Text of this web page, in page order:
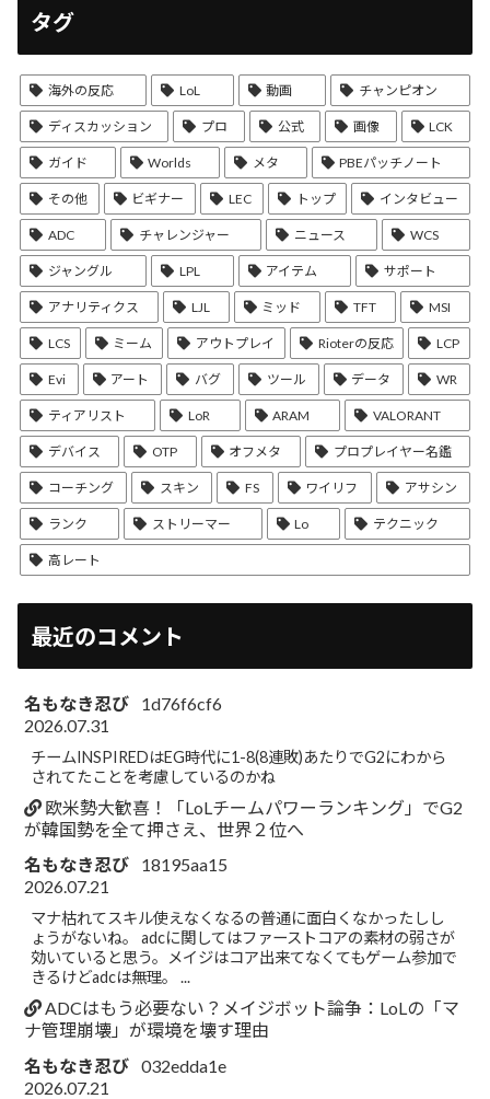
タグ
海外の反応 LoL 動画 チャンピオン
ディスカッション プロ 公式 画像 LCK
ガイド Worlds メタ PBEパッチノート
その他 ビギナー LEC トップ インタビュー
ADC チャレンジャー ニュース WCS
ジャングル LPL アイテム サポート
アナリティクス LJL ミッド TFT MSI
LCS ミーム アウトプレイ Rioterの反応 LCP
Evi アート バグ ツール データ WR
ティアリスト LoR ARAM VALORANT
デバイス OTP オフメタ プロプレイヤー名鑑
コーチング スキン FS ワイリフ アサシン
ランク ストリーマー Lo テクニック
高レート
最近のコメント
名もなき忍び
1d76f6cf6
2026.07.31
チームINSPIREDはEG時代に1-8(8連敗)あたりでG2にわから
されてたことを考慮しているのかね
欧米勢大歓喜！「LoLチームパワーランキング」でG2
が韓国勢を全て押さえ、世界２位へ
名もなき忍び
18195aa15
2026.07.21
マナ枯れてスキル使えなくなるの普通に面白くなかったしし
ょうがないね。 adcに関してはファーストコアの素材の弱さが
効いていると思う。メイジはコア出来てなくてもゲーム参加で
きるけどadcは無理。 ...
ADCはもう必要ない？メイジボット論争：LoLの「マ
ナ管理崩壊」が環境を壊す理由
名もなき忍び 032edda1e
2026.07.21